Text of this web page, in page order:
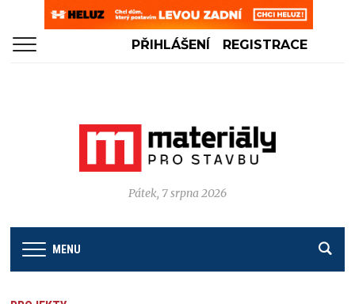
PŘIHLÁŠENÍ REGISTRACE
Pátek, 7 srpna 2026
MENU